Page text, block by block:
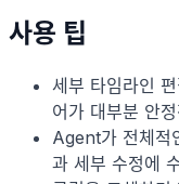
사용 팁
세부 타임라인
어가 대부분 안
Agent가 전체적
과 세부 수정에